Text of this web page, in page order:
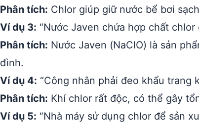
Phân tích: Chlor giúp giữ nước bể bơi
Ví dụ 3: “Nước Javen chứa hợp chất
Phân tích: Nước Javen (NaClO) là sản
đình.
Ví dụ 4: “Công nhân phải đeo khẩu trang
Phân tích: Khí chlor rất độc, có thể gây
Ví dụ 5: “Nhà máy sử dụng chlor để sản